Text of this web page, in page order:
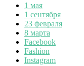
1 мая
1 сентября
23 февраля
8 марта
Facebook
Fashion
Instagram